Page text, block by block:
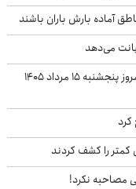
آماده بارش باران باشند
می‌دهد
تغییر تند قیمت محصولات ایران‌خودرو و سایپا امروز پنجشنبه ۱۵ مرداد ۱۴۰۵
کرد
کمتر را کشف کردند
مصاحبه نکرد!